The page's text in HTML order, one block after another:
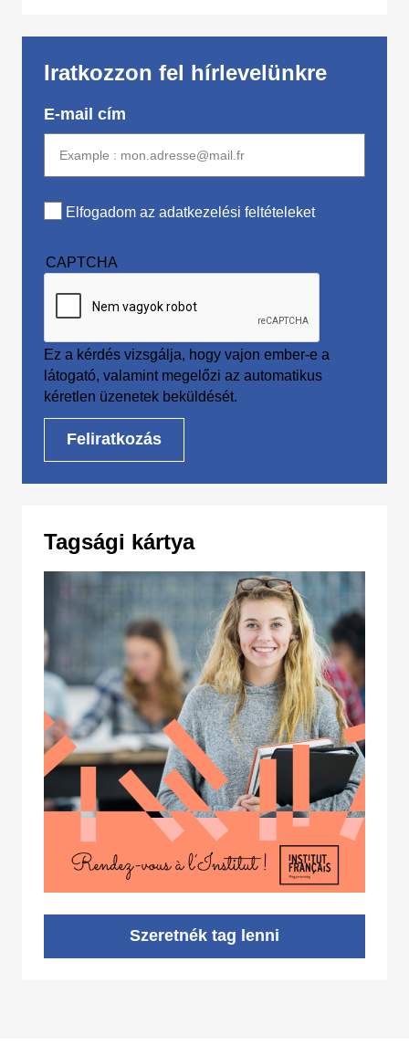
Iratkozzon fel hírlevelünkre
E-mail cím
Elfogadom az adatkezelési feltételeket
CAPTCHA
Ez a kérdés vizsgálja, hogy vajon ember-e a
látogató, valamint megelőzi az automatikus
kéretlen üzenetek beküldését.
Tagsági kártya
Szeretnék tag lenni